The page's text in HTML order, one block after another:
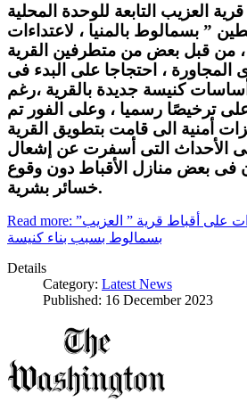
العزيب التابعة للوحدة المحلية
” بسمالوط بالمنيا ، لاعتداءات
، من قبل بعض من متطرفين القرية
المجاورة ، احتجاجا على البدء فى
كنيسة جديدة بالقرية ،رغم
ترخيصًا رسميا ، وعلى الفور تم
أمنية الى قامت بتطويق القرية
الأحداث التى أسفرت عن إشعال
فى بعض منازل الأقباط دون وقوع
خسائر بشرية.
Read more: اعتداءات على أقباط قرية ” العزيب”
بسمالوط بسبب بناء كنيسة
Details
Category: Latest News
Published: 16 December 2023